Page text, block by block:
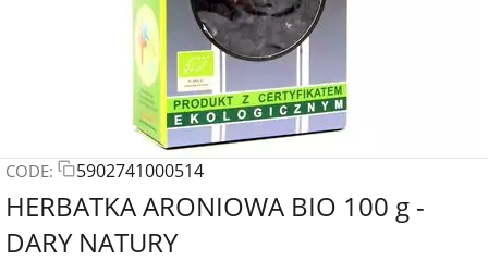
CODE: 5902741000514
HERBATKA ARONIOWA BIO 100 g -
DARY NATURY